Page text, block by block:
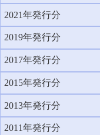
2021年発行分
2019年発行分
2017年発行分
2015年発行分
2013年発行分
2011年発行分